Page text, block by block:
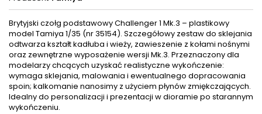
Brytyjski czołg podstawowy Challenger 1 Mk.3 – plastikowy
model Tamiya 1/35 (nr 35154). Szczegółowy zestaw do sklejania
odtwarza kształt kadłuba i wieży, zawieszenie z kołami nośnymi
oraz zewnętrzne wyposażenie wersji Mk.3. Przeznaczony dla
modelarzy chcących uzyskać realistyczne wykończenie:
wymaga sklejania, malowania i ewentualnego dopracowania
spoin; kalkomanie nanosimy z użyciem płynów zmiękczających.
Idealny do personalizacji i prezentacji w dioramie po starannym
wykończeniu.